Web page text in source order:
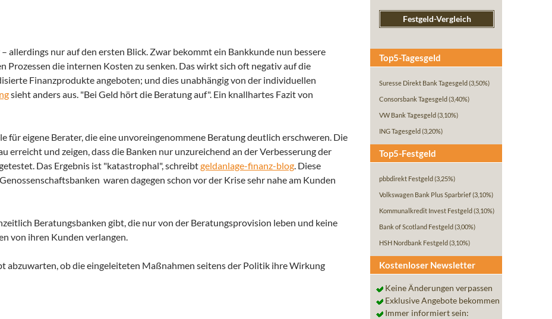
nur auf den ersten Blick. Zwar bekommt ein Bankkunde nun bessere
die internen Kosten zu senken. Das wirkt sich oft negativ auf die
Finanzprodukte angeboten; und dies unabhängig von der individuellen
sieht anders aus. "Bei Geld hört die Beratung auf". Ein knallhartes Fazit von
für eigene Berater, die eine unvoreingenommene Beratung deutlich erschweren. Die
erreicht und zeigen, dass die Banken nur unzureichend an der Verbesserung der
Das Ergebnis ist "katastrophal", schreibtgeldanlage-finanz-blog. Diese
waren dagegen schon vor der Krise sehr nahe am Kunden
Beratungsbanken gibt, die nur von der Beratungsprovision leben und keine
von ihren Kunden verlangen.
abzuwarten, ob die eingeleiteten Maßnahmen seitens der Politik ihre Wirkung
Festgeld-Vergleich
Top5-Tagesgeld
Suresse Direkt Bank Tagesgeld (3,50%)
Consorsbank Tagesgeld (3,40%)
VW Bank Tagesgeld (3,10%)
ING Tagesgeld (3,20%)
Top5-Festgeld
pbbdirekt Festgeld (3,25%)
Volkswagen Bank Plus Sparbrief(3,10%)
Kommunalkredit Invest Festgeld (3,10%)
Bank of Scotland Festgeld (3,00%)
HSH Nordbank Festgeld (3,10%)
Kostenloser Newsletter
Keine Änderungen verpassen
Exklusive Angebote bekommen
Immer informiert sein: